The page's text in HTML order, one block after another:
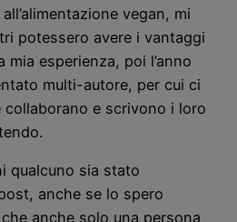
vegan, mi
potessero avere i vantaggi
esperienza, poi l’anno
multi-autore, per cui ci
e scrivono i loro
qualcuno sia stato
anche se lo spero
anche solo una persona